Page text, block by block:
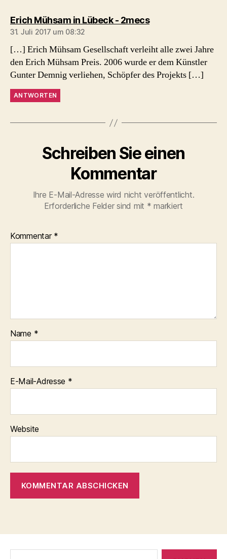
Erich Mühsam in Lübeck - 2mecssagt:
31. Juli 2017 um 08:32
[…] Erich Mühsam Gesellschaft verleiht alle zwei Jahre
den Erich Mühsam Preis. 2006 wurde er dem Künstler
Gunter Demnig verliehen, Schöpfer des Projekts […]
ANTWORTEN
Schreiben Sie einen
Kommentar
Ihre E-Mail-Adresse wird nicht veröffentlicht.
Erforderliche Felder sind mit * markiert
Kommentar *
Name *
E-Mail-Adresse *
Website